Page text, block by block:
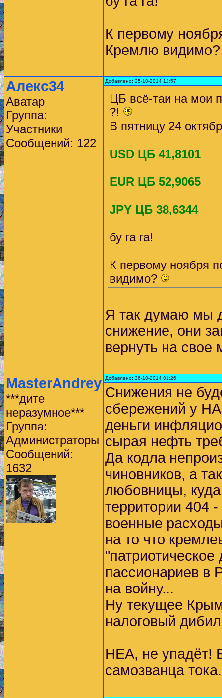
К первому
Кремлю
Алекс34
Аватар
Группа:
Участники
Сообщений: 122
Добавлено: 25-10-2014 12:57
ЦБ всё-таи на мои
?!
В пятницу 24
USD ЦБ 41,8101
EUR ЦБ 52,9065
JPY ЦБ 38,6344
бу га га!
К первому ноября
видимо?
Я так думаю мы
снижение, они
вернуть на свое
MasterAndrey
***дите
неразумное***
Группа:
Администраторы
Сообщений:
1632
Добавлено: 26-10-2014 01:26
Снижения не
сбережений у
деньги
сырая нефть
Да кодла
чиновников, а
любовницы,
территории 404
военные
на то что
пассионариев в
на войну...
Ну текущее
налоговый
НЕА, не упадёт!
самозванца тока.